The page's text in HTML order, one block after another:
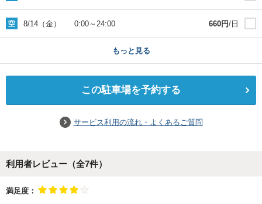
8/14（金） 0:00～ 24:00 660円/日
もっと見る
この駐車場を予約する
サービス利用の流れ・よくあるご質問
利用者レビュー（全7件）
満足度：